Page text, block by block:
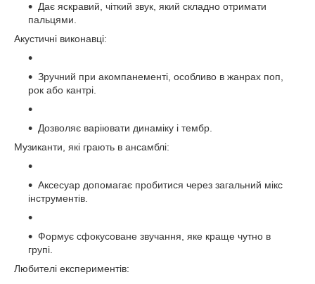
Дає яскравий, чіткий звук, який складно отримати
пальцями.
Акустичні виконавці:
Зручний при акомпанементі, особливо в жанрах поп,
рок або кантрі.
Дозволяє варіювати динаміку і тембр.
Музиканти, які грають в ансамблі:
Аксесуар допомагає пробитися через загальний мікс
інструментів.
Формує сфокусоване звучання, яке краще чутно в
групі.
Любителі експериментів: